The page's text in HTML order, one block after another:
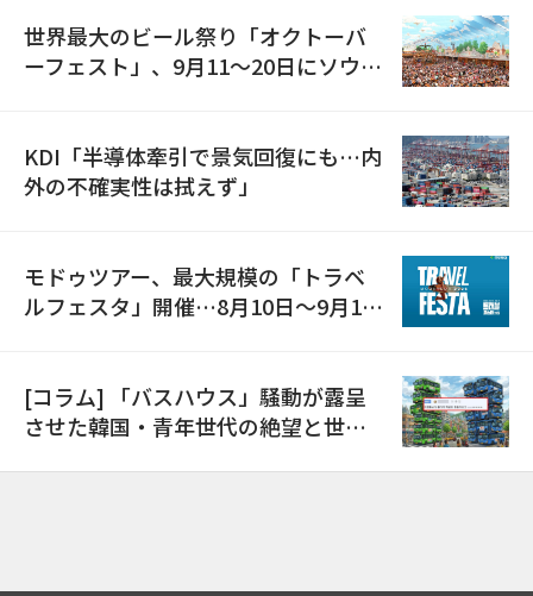
世界最大のビール祭り「オクトーバ
ーフェスト」、9月11〜20日にソウル
KDI「半導体牽引で景気回復にも…内
外の不確実性は拭えず」
モドゥツアー、最大規模の「トラベ
ルフェスタ」開催…8月10日～9月11
[コラム] 「バスハウス」騒動が露呈
させた韓国・青年世代の絶望と世代